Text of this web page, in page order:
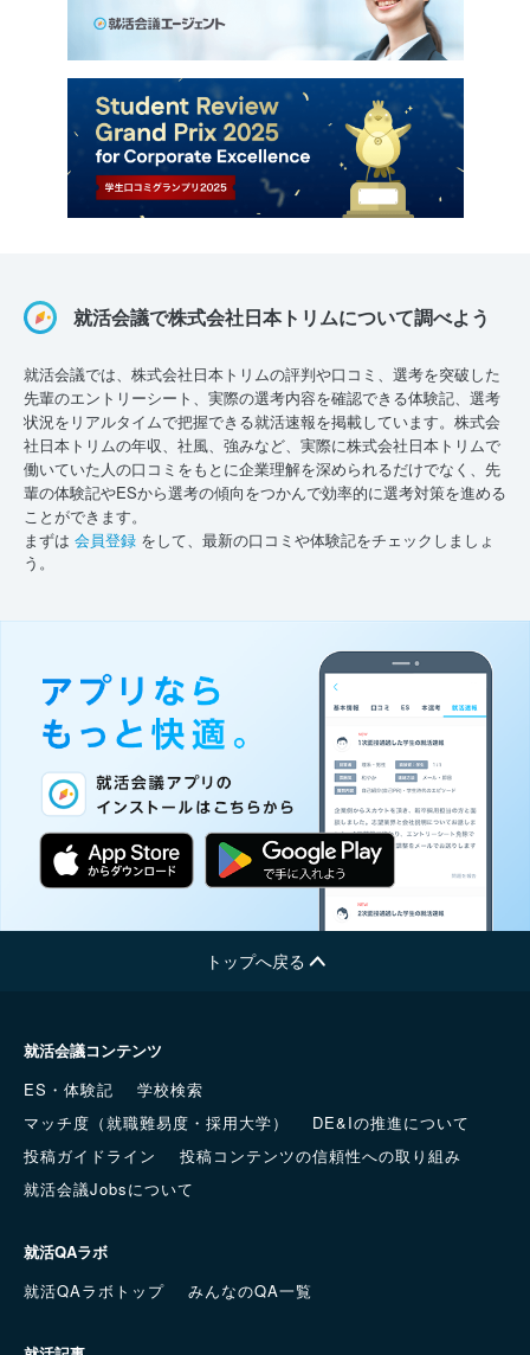
就活会議で株式会社日本トリムについて調べよう
就活会議では、株式会社日本トリムの評判や口コミ、選考を突破した
先輩のエントリーシート、実際の選考内容を確認できる体験記、選考
状況をリアルタイムで把握できる就活速報を掲載しています。株式会
社日本トリムの年収、社風、強みなど、実際に株式会社日本トリムで
働いていた人の口コミをもとに企業理解を深められるだけでなく、先
輩の体験記やESから選考の傾向をつかんで効率的に選考対策を進める
ことができます。
まずは 会員登録 をして、最新の口コミや体験記をチェックしましょ
う。
トップへ戻る
就活会議コンテンツ
ES・体験記
学校検索
マッチ度（就職難易度・採用大学）
DE&Iの推進について
投稿ガイドライン
投稿コンテンツの信頼性への取り組み
就活会議Jobsについて
就活QAラボ
就活QAラボトップ
みんなのQA一覧